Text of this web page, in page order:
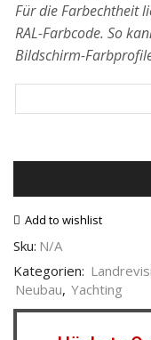
Für die Farbechtheit
RAL-Farbcode. So
Bildschirm-
Add to wishlist
Sku: N/A
Kategorien:
Neubau, Yachting